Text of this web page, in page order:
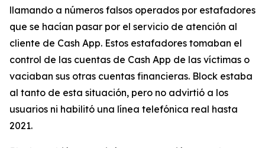
llamando a números falsos operados por estafadores
que se hacían pasar por el servicio de atención al
cliente de Cash App. Estos estafadores tomaban el
control de las cuentas de Cash App de las víctimas o
vaciaban sus otras cuentas financieras. Block estaba
al tanto de esta situación, pero no advirtió a los
usuarios ni habilitó una línea telefónica real hasta
2021.